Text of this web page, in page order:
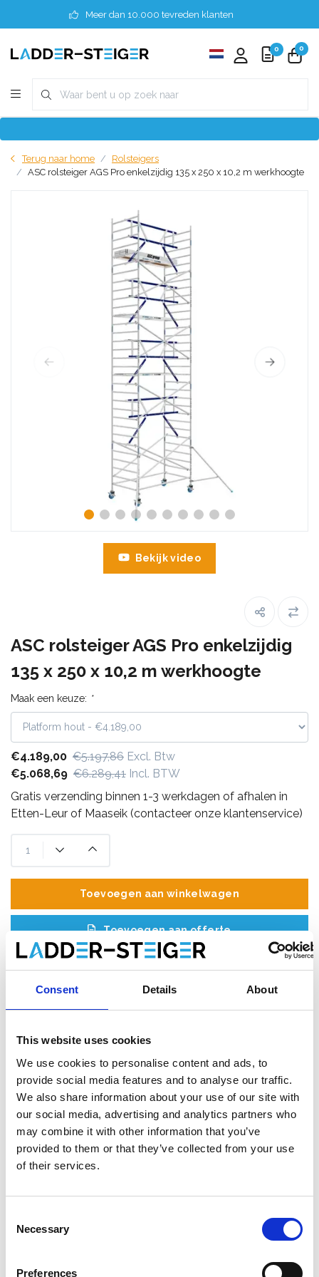
Consent Details About
This website uses cookies
We use cookies to personalise content and ads, to
provide social media features and to analyse our traffic.
We also share information about your use of our site with
our social media, advertising and analytics partners who
may combine it with other information that you’ve
provided to them or that they’ve collected from your use
of their services.
Selection
Necessary
Preferences
Meer dan 10.000 tevreden klanten
0 0
Terug naar home
Rolsteigers
ASC rolsteiger AGS Pro enkelzijdig 135 x 250 x 10,2 m werkhoogte
Bekijk video
ASC rolsteiger AGS Pro enkelzijdig
135 x 250 x 10,2 m werkhoogte
Maak een keuze: *
€4.189,00 €5.197,86 Excl. Btw
€5.068,69 €6.289,41 Incl. BTW
Gratis verzending binnen 1-3 werkdagen of afhalen in
Etten-Leur of Maaseik (contacteer onze klantenservice)
Toevoegen aan winkelwagen
Toevoegen aan offerte
Beschrijving
DeASC AGS (Advantaged Guardrail System) rolsteiger
voldoet aan de nieuwe norm. Vanaf 1 januari 2018 is het verplicht
om altijd een leuning te hebben bij betreding van een volgend
leuning aanwezig voordat je omhoog klimt.
De platforms zijn verkrijgbaar met een houten deck of
carbon deck. De
carbon decks zijn 25% procent
De AGS Pro rolsteiger is geschikt voor werkzaamheden